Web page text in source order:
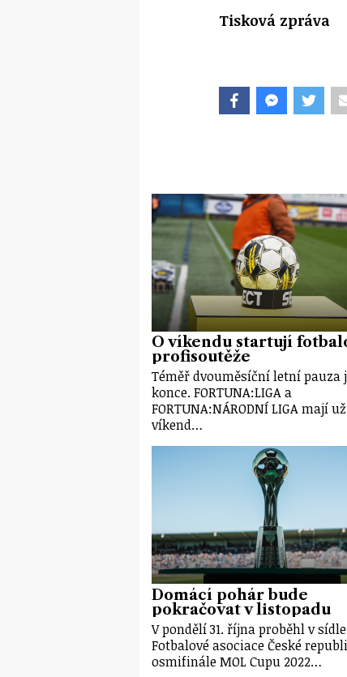
Tisková zpráva
O víkendu startují
profisoutěže
Téměř dvouměsíční letní pauza
konce. FORTUNA:LIGA a
FORTUNA:NÁRODNÍ LIGA mají
víkend…
Domácí pohár bude
pokračovat v listopadu
V pondělí 31. října proběhl v sídle
Fotbalové asociace České
osmifinále MOL Cupu 2022…